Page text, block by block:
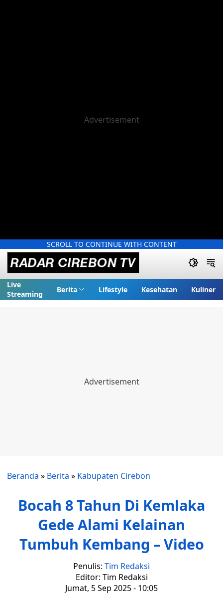
SCROLL TO CONTINUE WITH CONTENT
Live
Streaming
Berita Lifestyle Kesehatan Kuliner
Beranda » Berita » Kabupaten Cirebon
Bocah 8 Tahun Di Kemlaka
Gede Alami Kelainan
Tumbuh Kembang – Video
Penulis: Tim Redaksi
Editor: Tim Redaksi
Jumat, 5 Sep 2025 - 10:05